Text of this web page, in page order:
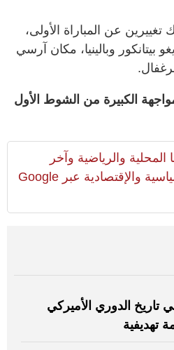
عن المباراة الأولى،
بيتانكور وبالينيا، مكان آرسي
الكبيرة من الشوط الأول
المحلية والرياضية وآخر
المستجدات السياسية والإقتصادية عبر Google
​الدوري الأميركي